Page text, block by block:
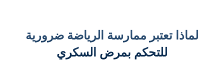
لماذا تعتبر ممارسة الرياضة ضرورية
للتحكم بمرض السكري